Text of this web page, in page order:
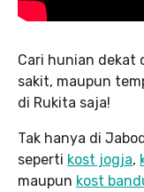
Cari hunian dekat
sakit, maupun
di Rukita saja!
Tak hanya di
seperti kost jogja,
maupun kost